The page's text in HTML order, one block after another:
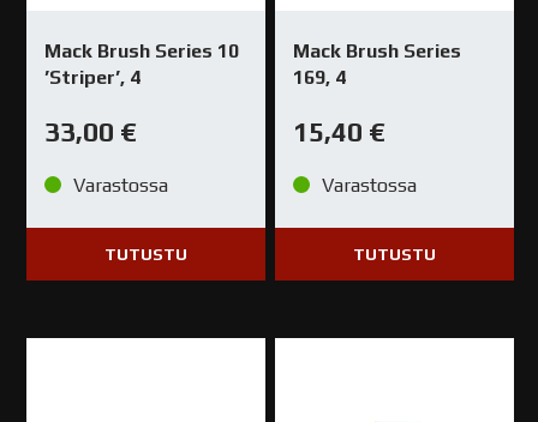
Mack Brush Series 10
’Striper’, 4
33,00 €
Varastossa
TUTUSTU
Mack Brush Series
169, 4
15,40 €
Varastossa
TUTUSTU